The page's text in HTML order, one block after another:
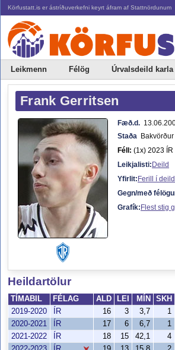
Körfustatt.is er ástríðuverkefni keyrt áfram af Stattnördunum
Leikmenn Félög Úrvalsdeild karla
Frank Gerritsen
Fæð.d.
Staða Bakvörður
Féll: (1x) 2023 ÍR
Leikjalisti:Deild
Yfirlit:Ferill í
Gegn/með
Grafík:Flest stig
Heildartölur
TÍMABIL FÉLAG ALD LEI MÍN SKH
2019-2020
ÍR 16 3 3,7 1
2020-2021
ÍR 17 6 6,7 1
2021-2022
ÍR 18 15 42,1 4